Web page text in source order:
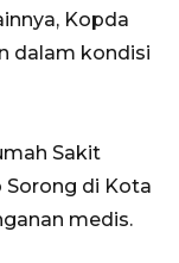
Kopda
dalam kondisi
Sakit
Sorong di Kota
medis.